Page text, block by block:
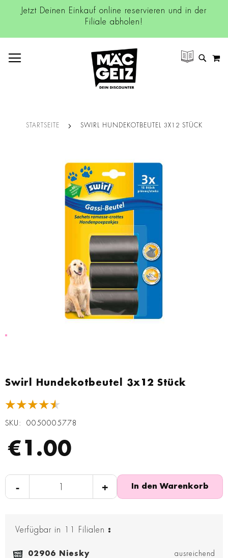
Jetzt Deinen Einkauf online reservieren und in der
Filiale abholen!
SUCHE
STARTSEITE SWIRL HUNDEKOTBEUTEL 3X12 STÜCK
Swirl Hundekotbeutel 3x12 Stück
★★★★★
SKU 0050005778
€1.00
- + In den Warenkorb
Verfügbar in 11 Filialen :
02906 Niesky
ausreichend
Anfang
Bildgalerie